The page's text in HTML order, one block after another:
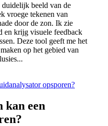
beeld van de
vroege tekenen van
door de zon. Ik zie
en krijg visuele feedback
Deze tool geeft me het
op het gebied van
kan een